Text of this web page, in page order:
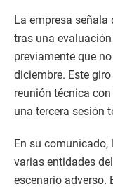
La empresa
tras una
previamente que
diciembre. Este
reunión técnica
una tercera sesión
En su
varias entidades
escenario adverso.